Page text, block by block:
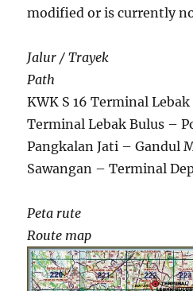
modified or is currently
Jalur / Trayek
Path
KWK S 16 Terminal
Terminal Lebak Bulus –
Pangkalan Jati – Gandul
Sawangan – Terminal
Peta rute
Route map